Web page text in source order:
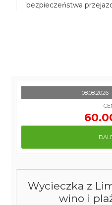
bezpieczeństwa
Wycieczka z
wino i
08.08.2026